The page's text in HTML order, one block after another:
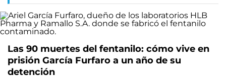
Las 90 muertes del fentanilo: cómo vive en
prisión García Furfaro a un año de su
detención